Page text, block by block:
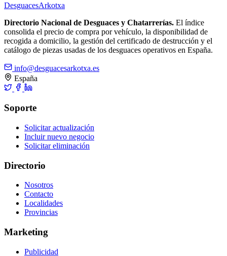
DesguacesArkotxa
Directorio Nacional de Desguaces y Chatarrerías. El índice
consolida el precio de compra por vehículo, la disponibilidad de
recogida a domicilio, la gestión del certificado de destrucción y el
catálogo de piezas usadas de los desguaces operativos en España.
info@desguacesarkotxa.es
España
Soporte
Solicitar actualización
Incluir nuevo negocio
Solicitar eliminación
Directorio
Nosotros
Contacto
Localidades
Provincias
Marketing
Publicidad